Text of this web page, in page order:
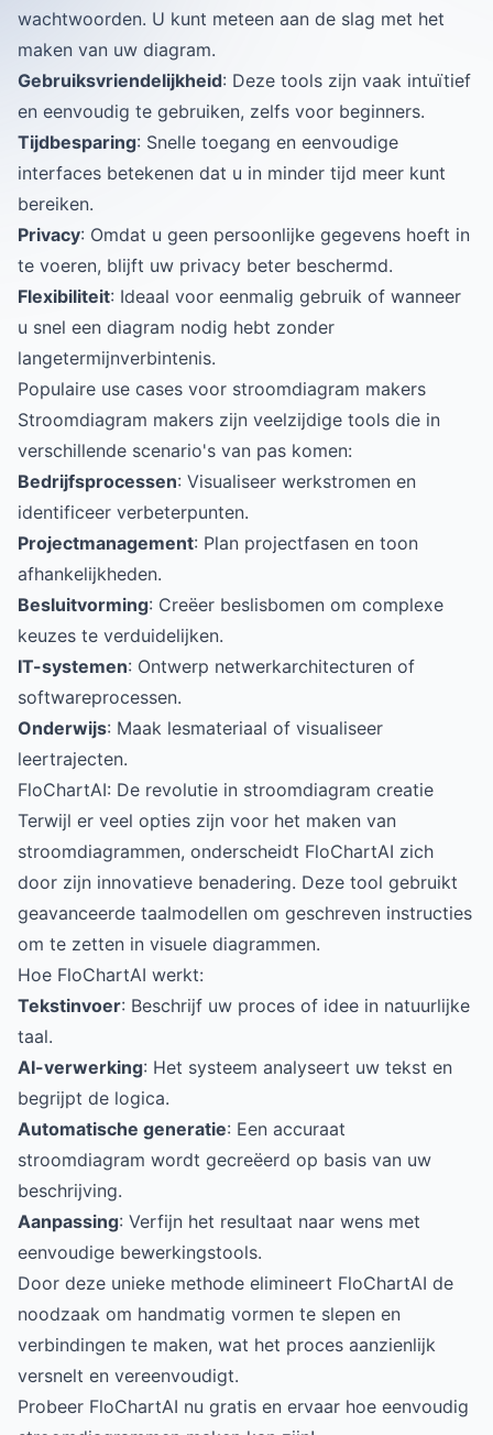
wachtwoorden. U kunt meteen aan de slag met het
maken van uw diagram.
Gebruiksvriendelijkheid: Deze tools zijn vaak intuïtief
en eenvoudig te gebruiken, zelfs voor beginners.
Tijdbesparing: Snelle toegang en eenvoudige
interfaces betekenen dat u in minder tijd meer kunt
bereiken.
Privacy: Omdat u geen persoonlijke gegevens hoeft in
te voeren, blijft uw privacy beter beschermd.
Flexibiliteit: Ideaal voor eenmalig gebruik of wanneer
u snel een diagram nodig hebt zonder
langetermijnverbintenis.
Populaire use cases voor stroomdiagram makers
Stroomdiagram makers zijn veelzijdige tools die in
verschillende scenario's van pas komen:
Bedrijfsprocessen: Visualiseer werkstromen en
identificeer verbeterpunten.
Projectmanagement: Plan projectfasen en toon
afhankelijkheden.
Besluitvorming: Creëer beslisbomen om complexe
keuzes te verduidelijken.
IT-systemen: Ontwerp netwerkarchitecturen of
softwareprocessen.
Onderwijs: Maak lesmateriaal of visualiseer
leertrajecten.
FloChartAI: De revolutie in stroomdiagram creatie
Terwijl er veel opties zijn voor het maken van
stroomdiagrammen, onderscheidt FloChartAI zich
door zijn innovatieve benadering. Deze tool gebruikt
geavanceerde taalmodellen om geschreven instructies
om te zetten in visuele diagrammen.
Hoe FloChartAI werkt:
Tekstinvoer: Beschrijf uw proces of idee in natuurlijke
taal.
AI-verwerking: Het systeem analyseert uw tekst en
begrijpt de logica.
Automatische generatie: Een accuraat
stroomdiagram wordt gecreëerd op basis van uw
beschrijving.
Aanpassing: Verfijn het resultaat naar wens met
eenvoudige bewerkingstools.
Door deze unieke methode elimineert FloChartAI de
noodzaak om handmatig vormen te slepen en
verbindingen te maken, wat het proces aanzienlijk
versnelt en vereenvoudigt.
Probeer FloChartAI nu gratis en ervaar hoe eenvoudig